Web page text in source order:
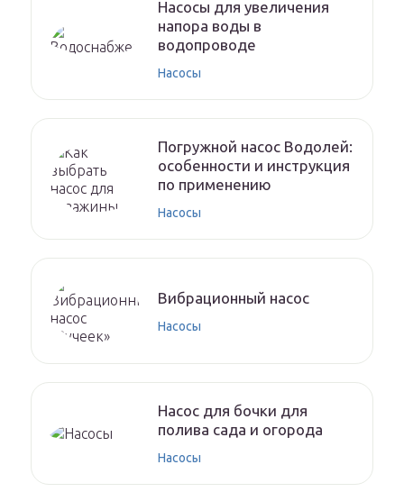
Насосы для увеличения
напора воды в
водопроводе
Насосы
Погружной насос Водолей:
особенности и инструкция
по применению
Насосы
Вибрационный насос
Насосы
Насос для бочки для
полива сада и огорода
Насосы